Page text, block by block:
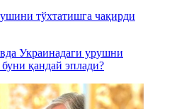
тўхтатишга чақирди
Украинадаги урушни
қандай эплади?